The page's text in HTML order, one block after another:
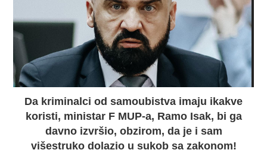
Da kriminalci od samoubistva imaju ikakve
koristi, ministar F MUP-a, Ramo Isak, bi ga
davno izvršio, obzirom, da je i sam
višestruko dolazio u sukob sa zakonom!